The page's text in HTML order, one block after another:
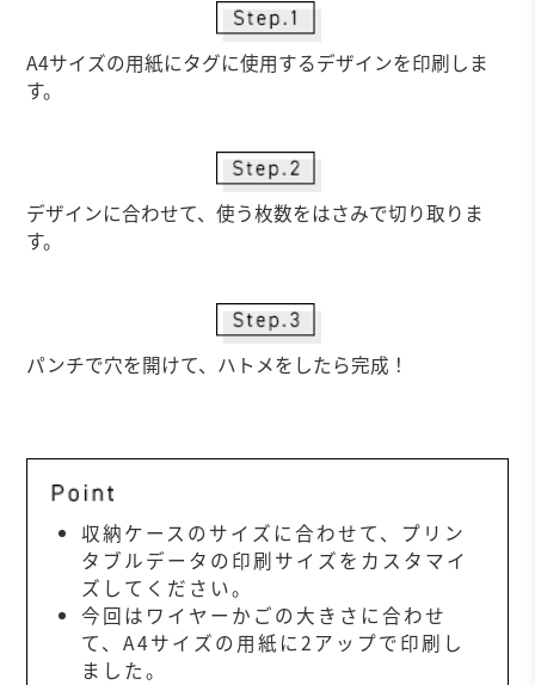
A4サイズの用紙にタグに使用するデザインを印刷しま
す。
デザインに合わせて、使う枚数をはさみで切り取りま
す。
パンチで穴を開けて、ハトメをしたら完成！
収納ケースのサイズに合わせて、プリン
タブルデータの印刷サイズをカスタマイ
ズしてください。
今回はワイヤーかごの大きさに合わせ
て、A4サイズの用紙に2アップで印刷し
ました。